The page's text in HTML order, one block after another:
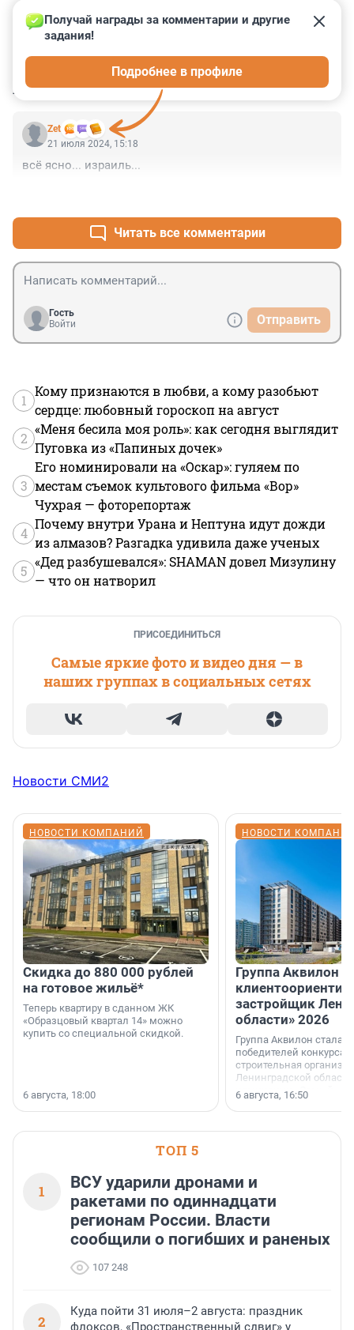
КОММЕНТАРИИ 1
Zet
Получай награды за комментарии и другие
задания!
Подробнее в профиле
21 июля 2024, 15:18
всё ясно... израиль...
Читать все комментарии
Гость
Войти
Отправить
1
Кому признаются в любви, а кому разобьют
сердце: любовный гороскоп на август
2
«Меня бесила моя роль»: как сегодня выглядит
Пуговка из «Папиных дочек»
3
Его номинировали на «Оскар»: гуляем по
местам съемок культового фильма «Вор»
Чухрая — фоторепортаж
4
Почему внутри Урана и Нептуна идут дожди
из алмазов? Разгадка удивила даже ученых
5
«Дед разбушевался»: SHAMAN довел Мизулину
— что он натворил
ПРИСОЕДИНИТЬСЯ
Самые яркие фото и видео дня — в
наших группах в социальных сетях
Новости СМИ2
НОВОСТИ КОМПАНИЙ
Скидка до 880 000 рублей
на готовое жильё*
Теперь квартиру в сданном ЖК
«Образцовый квартал 14» можно
купить со специальной скидкой.
6 августа, 18:00
НОВОСТИ
Группа Аквилон
застройщик
области» 2026
Группа Аквилон стала
победителей конкурса
строительная
Ленинградской области
номинации «Самый
застройщик
области».
6 августа, 16:50
ТОП 5
1
ВСУ ударили дронами и
ракетами по одиннадцати
регионам России. Власти
сообщили о погибших и раненых
107 248
2
Куда пойти 31 июля–2 августа: праздник
флоксов, «Пространственный сдвиг» у